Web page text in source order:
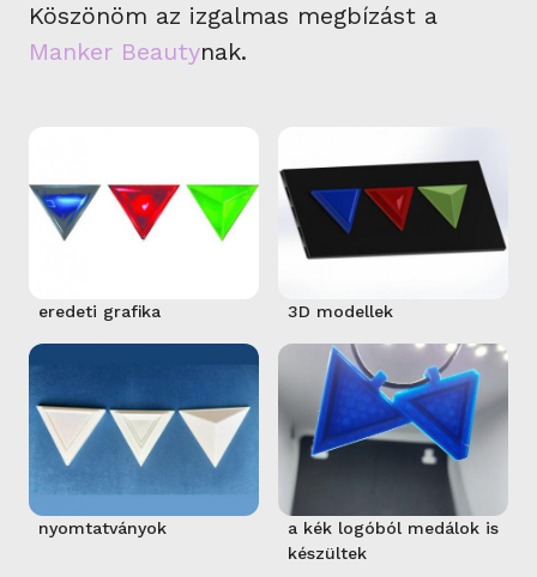
Köszönöm az izgalmas megbízást a
Manker Beautynak.
eredeti grafika 3D modellek
nyomtatványok
a kék logóból medálok is
készültek